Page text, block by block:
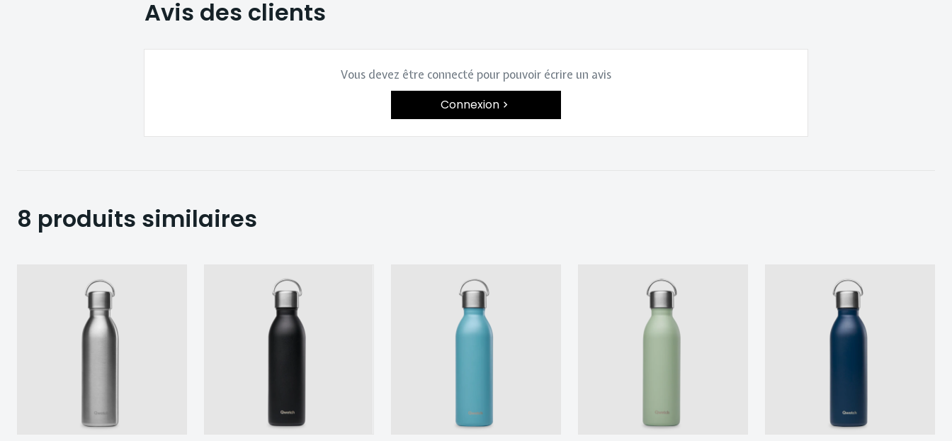
Avis des clients
Vous devez être connecté pour pouvoir écrire un avis
Connexion
8 produits similaires